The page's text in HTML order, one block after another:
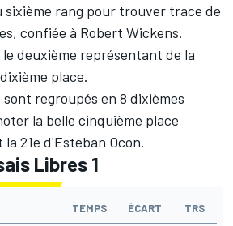
rang pour trouver trace de
confiée à Robert Wickens.
deuxième représentant de la
place.
regroupés en 8 dixièmes
la belle cinquième place
21e d'Esteban Ocon.
Libres 1
TEMPS ÉCART TRS